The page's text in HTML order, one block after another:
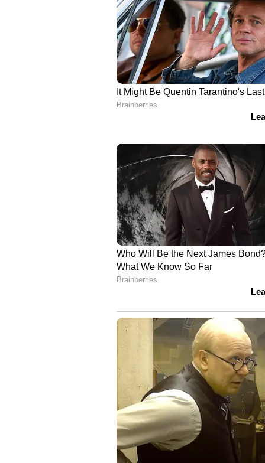
Read Also :
'എന്‍എസ്എസിന്
പരിചയമാകില്ല', പ്രിയ